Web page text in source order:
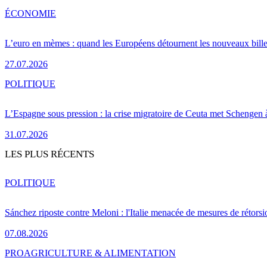
L’euro en mèmes : quand les Européens détournent les nouveaux
27.07.2026
ÉCONOMIE
L’Espagne sous pression : la crise migratoire de Ceuta met Schengen
31.07.2026
POLITIQUE
LES PLUS RÉCENTS
Sánchez riposte contre Meloni : l'Italie menacée de mesures de
07.08.2026
POLITIQUE
PROAGRICULTURE & ALIMENTATION